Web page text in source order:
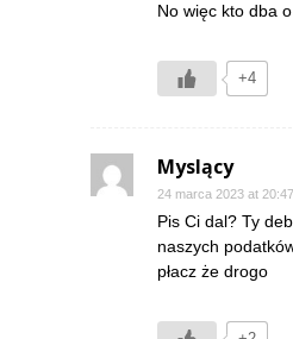
No więc kto dba
+4
Myslący
24 marca 2023 at 20:47
Pis Ci dal? Ty
naszych
płacz że drogo